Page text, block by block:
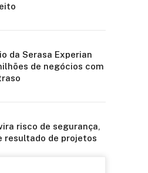
da Serasa Experian
de negócios com
risco de segurança,
resultado de projetos